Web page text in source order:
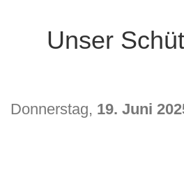
Unser
Donnerstag, 19. Juni